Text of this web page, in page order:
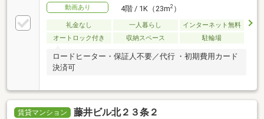
動画あり
4階 / 1K（23m2）
礼金なし 一人暮らし
インターネット無料
オートロック付き
収納スペース 駐輪場
ロードヒーター・保証人不要／代行 ・初期費用カード
決済可
賃貸マンション 藤井ビル北２３条２